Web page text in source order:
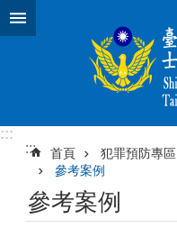
跳到主要內容區塊
:::
:::
首頁 犯罪預防專區
參考案例
參考案例